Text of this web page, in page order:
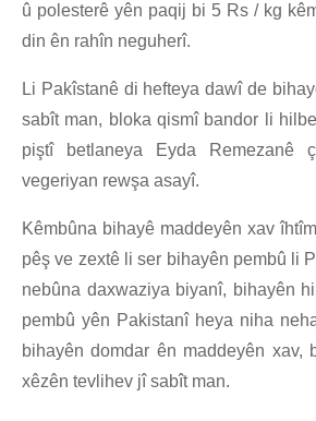
û polesterê yên paqij bi 5 Rs / kg
din ên rahîn neguherî.
Li Pakîstanê di hefteya dawî de
sabît man, bloka qismî bandor li
piştî betlaneya Eyda Remezanê
vegeriyan rewşa asayî.
Kêmbûna bihayê maddeyên xav
pêş ve zextê li ser bihayên pembû li
nebûna daxwaziya biyanî, bihayên
pembû yên Pakistanî heya niha
bihayên domdar ên maddeyên xav,
xêzên tevlihev jî sabît man.